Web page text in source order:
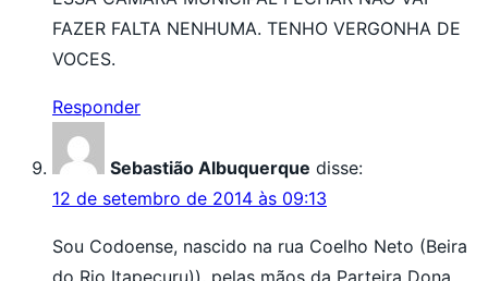
FAZER FALTA NENHUMA. TENHO VERGONHA DE
VOCES.
Responder
Sebastião Albuquerque disse:
12 de setembro de 2014 às 09:13
Sou Codoense, nascido na rua Coelho Neto (Beira